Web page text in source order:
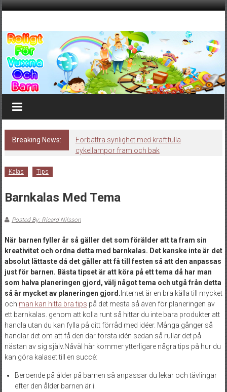
Skip
Roligt
för
vuxna
och
barn
Fest
och
skoj
både
och
Breaking News:
Förbättra synlighet med kraftfulla
cykellampor fram och bak
Kalas Tips
Barnkalas Med Tema
Posted By: Ricard Nilsson
När barnen fyller år så gäller det som förälder att ta fram sin
kreativitet och ordna detta med barnkalas. Det kanske inte är det
absolut lättaste då det gäller att få till festen så att den anpassas
just för barnen. Bästa tipset är att köra på ett tema då har man
som halva planeringen gjord, välj något tema och utgå från detta
så är mycket av planeringen gjord. Internet är en bra källa till mycket
och man kan hitta bra tips på det mesta så även för planeringen av
ett barnkalas. genom att kolla runt så hittar du inte bara produkter att
handla utan du kan fylla på ditt förråd med idéer. Många gånger så
handlar det om att få den där första idén sedan så rullar det på
nästan av sig själv.Nåväl här kommer ytterligare några tips på hur du
kan göra kalaset till en succé:
Beroende på ålder på barnen så anpassar du lekar och tävlingar
efter den ålder barnen är i.